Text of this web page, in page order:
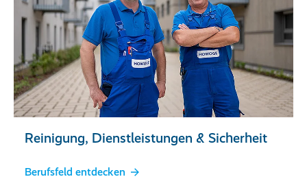
Reinigung, Dienstleistungen & Sicherheit
Berufsfeld entdecken